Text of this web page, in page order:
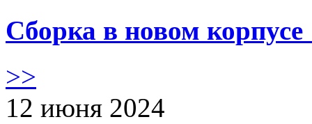
Сборка в новом
>>
12 июня 2024